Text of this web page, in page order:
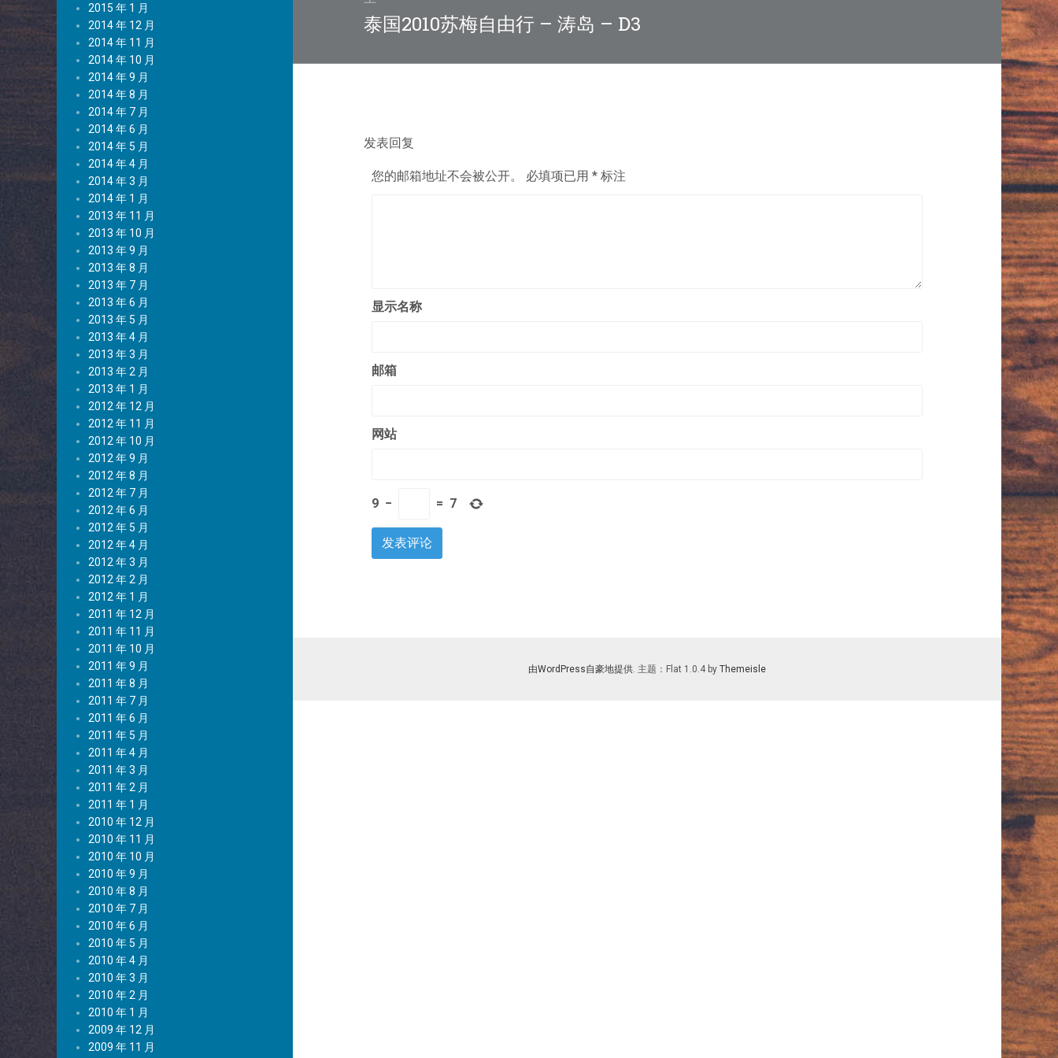
2015 年 1 月
2014 年 12 月
2014 年 11 月
2014 年 10 月
2014 年 9 月
2014 年 8 月
2014 年 7 月
2014 年 6 月
2014 年 5 月
2014 年 4 月
2014 年 3 月
2014 年 1 月
2013 年 11 月
2013 年 10 月
2013 年 9 月
2013 年 8 月
2013 年 7 月
2013 年 6 月
2013 年 5 月
2013 年 4 月
2013 年 3 月
2013 年 2 月
2013 年 1 月
2012 年 12 月
2012 年 11 月
2012 年 10 月
2012 年 9 月
2012 年 8 月
2012 年 7 月
2012 年 6 月
2012 年 5 月
2012 年 4 月
2012 年 3 月
2012 年 2 月
2012 年 1 月
2011 年 12 月
2011 年 11 月
2011 年 10 月
2011 年 9 月
2011 年 8 月
2011 年 7 月
2011 年 6 月
2011 年 5 月
2011 年 4 月
2011 年 3 月
2011 年 2 月
2011 年 1 月
2010 年 12 月
2010 年 11 月
2010 年 10 月
2010 年 9 月
2010 年 8 月
2010 年 7 月
2010 年 6 月
2010 年 5 月
2010 年 4 月
2010 年 3 月
2010 年 2 月
2010 年 1 月
2009 年 12 月
2009 年 11 月
航
上
泰国2010苏梅自由行 – 涛岛 – D3
发表回复
您的邮箱地址不会被公开。 必填项已用 * 标注
显示名称
邮箱
网站
9 − = 7
由WordPress自豪地提供. 主题：Flat 1.0.4 by Themeisle